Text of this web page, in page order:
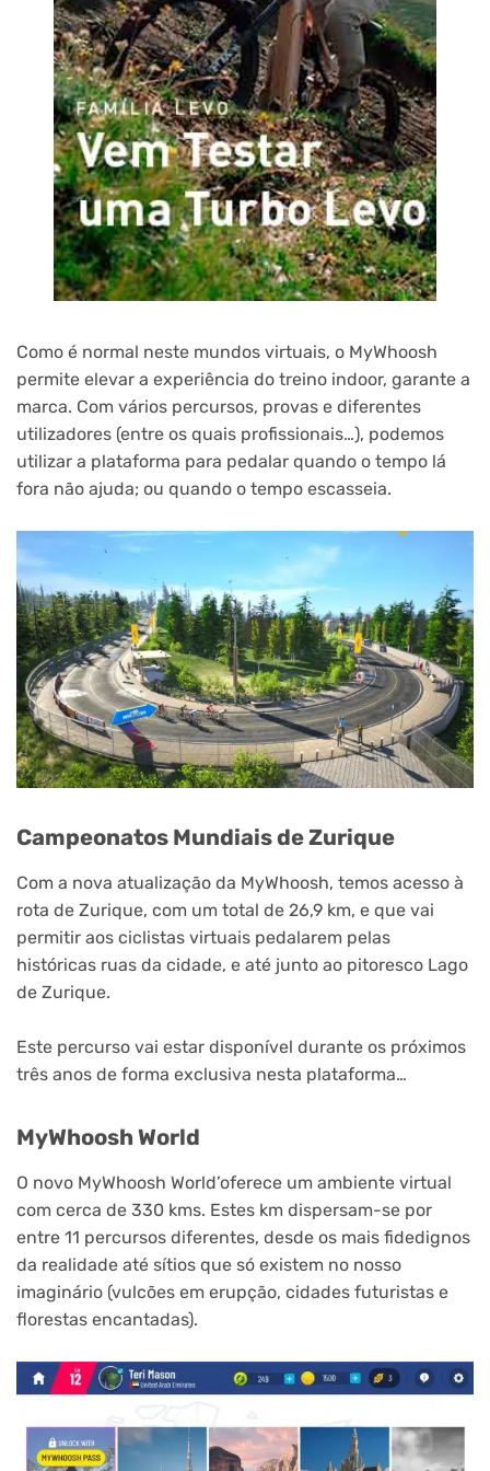
Como é normal neste mundos virtuais, o MyWhoosh
permite elevar a experiência do treino indoor, garante a
marca. Com vários percursos, provas e diferentes
utilizadores (entre os quais profissionais…), podemos
utilizar a plataforma para pedalar quando o tempo lá
fora não ajuda; ou quando o tempo escasseia.
Campeonatos Mundiais de Zurique
Com a nova atualização da MyWhoosh, temos acesso à
rota de Zurique, com um total de 26,9 km, e que vai
permitir aos ciclistas virtuais pedalarem pelas
históricas ruas da cidade, e até junto ao pitoresco Lago
de Zurique.
Este percurso vai estar disponível durante os próximos
três anos de forma exclusiva nesta plataforma…
MyWhoosh World
O novo MyWhoosh World’oferece um ambiente virtual
com cerca de 330 kms. Estes km dispersam-se por
entre 11 percursos diferentes, desde os mais fidedignos
da realidade até sítios que só existem no nosso
imaginário (vulcões em erupção, cidades futuristas e
florestas encantadas).